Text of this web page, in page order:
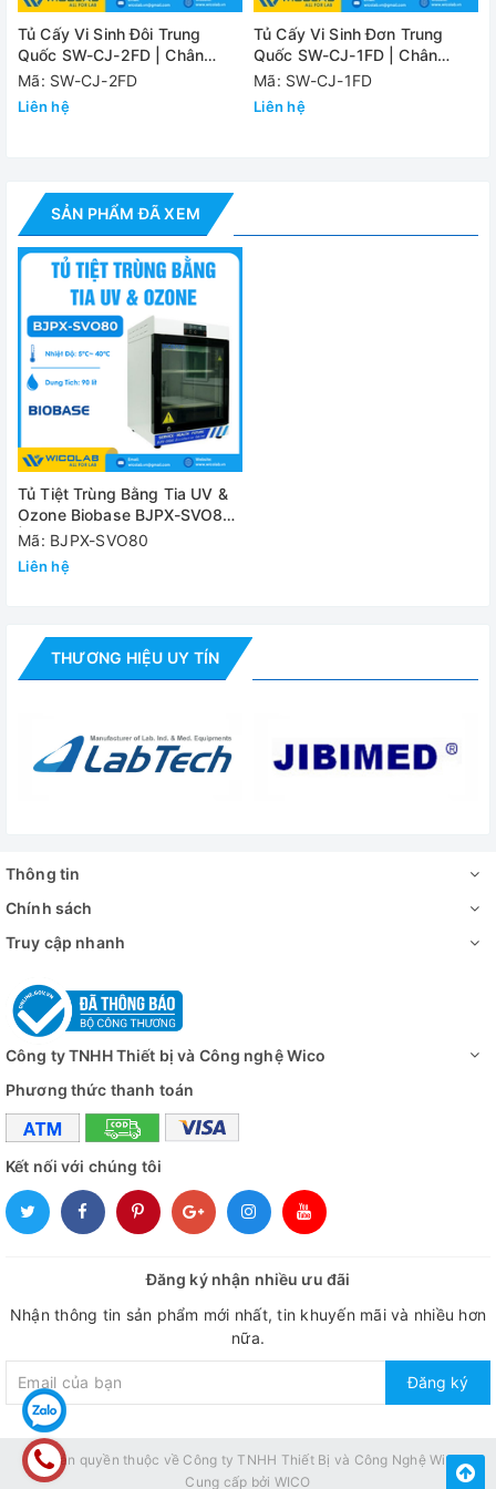
Bên
Kích thước bên trong (WxDxH)
398 x
Kích thước bên ngoài (WxDxH)
Đánh giá
Tủ Cấy Vi Sinh Đôi Trung
Quốc SW-CJ-2FD | Chân
Tháo Rời
Mã: SW-CJ-2FD
Liên hệ
Tủ Cấy Vi Sinh Đơn Trung
Quốc SW-CJ-1FD | Chân
Tháo Rời
Mã: SW-CJ-1FD
Liên hệ
SẢN PHẨM ĐÃ XEM
Tủ Tiệt Trùng Bằng Tia UV &
Ozone Biobase BJPX-SVO80
| 90 Lít
Mã: BJPX-SVO80
Liên hệ
THƯƠNG HIỆU UY TÍN
Thông tin
Chính sách
Truy cập nhanh
Công ty TNHH Thiết bị và Công nghệ Wico
Phương thức thanh toán
Kết nối với chúng tôi
Đăng ký nhận nhiều ưu đãi
Nhận thông tin sản phẩm mới nhất, tin khuyến mãi và nhiều hơn
nữa.
Đăng ký
© Bản quyền thuộc về Công ty TNHH Thiết Bị và Công Nghệ Wico
Cung cấp bởi WICO